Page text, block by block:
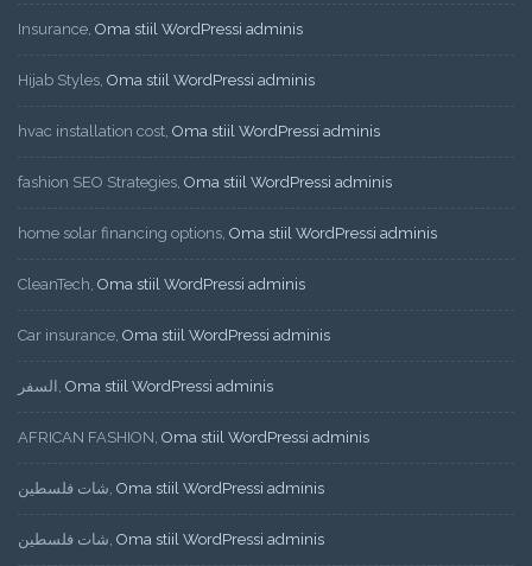
Insurance Oma stiil WordPressi adminis
Hijab Styles Oma stiil WordPressi adminis
hvac installation cost Oma stiil WordPressi adminis
fashion SEO Strategies Oma stiil WordPressi adminis
home solar financing options Oma stiil WordPressi adminis
CleanTech Oma stiil WordPressi adminis
Car insurance Oma stiil WordPressi adminis
السفر Oma stiil WordPressi adminis
AFRICAN FASHION Oma stiil WordPressi adminis
شات فلسطين Oma stiil WordPressi adminis
شات فلسطين Oma stiil WordPressi adminis